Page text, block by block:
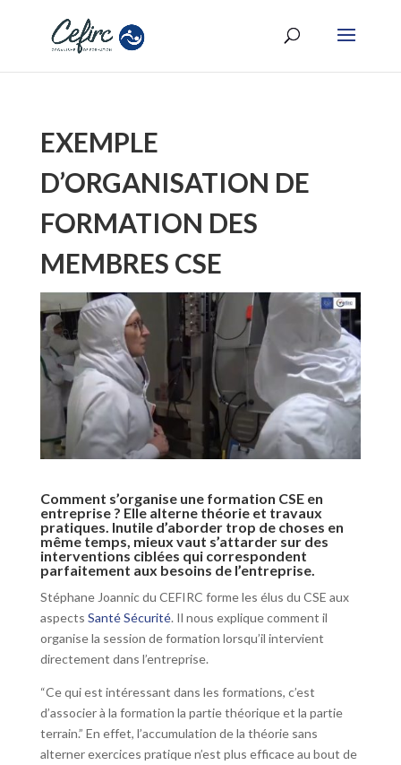
EXEMPLE
D’ORGANISATION DE
FORMATION DES
MEMBRES CSE
Comment s’organise une formation CSE en
entreprise ? Elle alterne théorie et travaux
pratiques. Inutile d’aborder trop de choses en
même temps, mieux vaut s’attarder sur des
interventions ciblées qui correspondent
parfaitement aux besoins de l’entreprise.
Stéphane Joannic du CEFIRC forme les élus du CSE aux
aspects Santé Sécurité. Il nous explique comment il
organise la session de formation lorsqu’il intervient
directement dans l’entreprise.
“Ce qui est intéressant dans les formations, c’est
d’associer à la formation la partie théorique et la partie
terrain.” En effet, l’accumulation de la théorie sans
alterner exercices pratique n’est plus efficace au bout de